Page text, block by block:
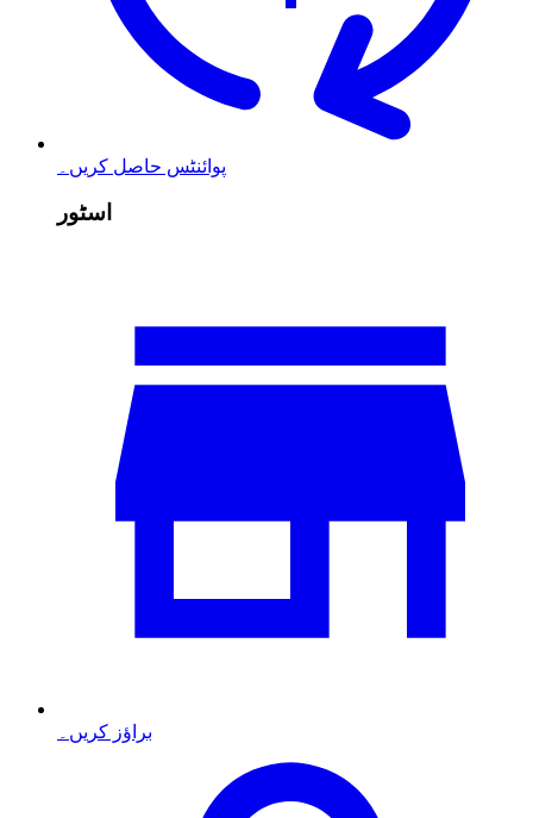
پوائنٹس حاصل کریں۔
اسٹور
براؤز کریں۔